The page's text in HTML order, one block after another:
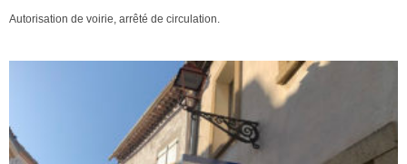
Autorisation de voirie, arrêté de circulation.